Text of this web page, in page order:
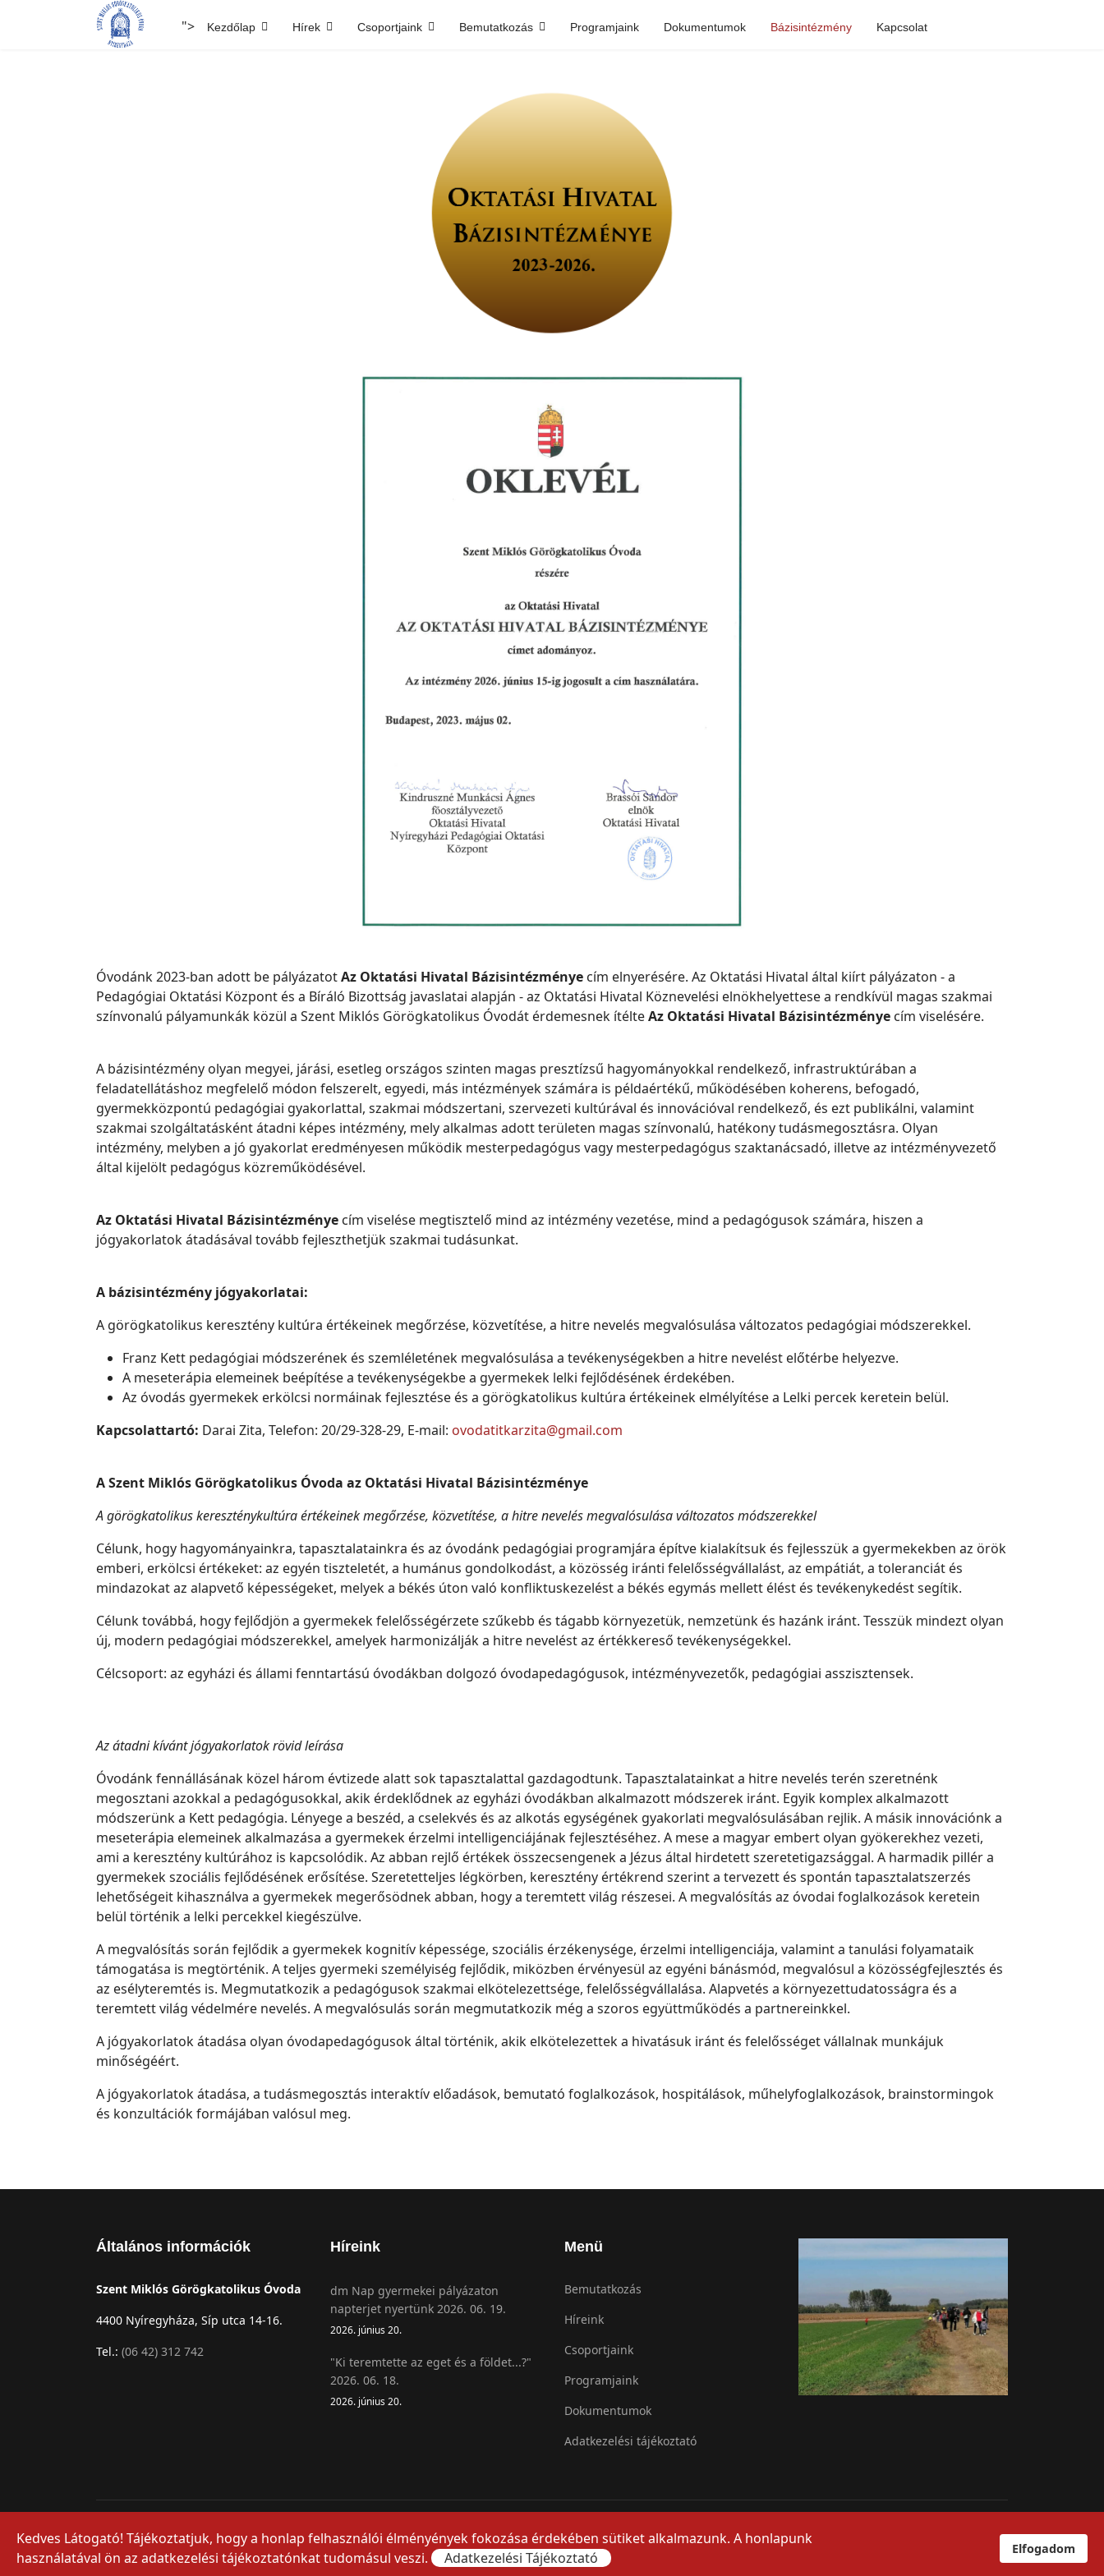
"> Kezdőlap Hírek Csoportjaink Bemutatkozás Programjaink Dokumentumok Bázisintézmény Kapcsolat
Óvodánk 2023-ban adott be pályázatotAz Oktatási Hivatal Bázisintézménye cím elnyerésére. Az Oktatási Hivatal által kiírt pályázaton - a
Pedagógiai Oktatási Központ és a Bíráló Bizottság javaslatai alapján - az Oktatási Hivatal Köznevelési elnökhelyettese a rendkívül magas szakmai
színvonalú pályamunkák közül a Szent Miklós Görögkatolikus Óvodát érdemesnek ítélteAz Oktatási Hivatal Bázisintézménye cím viselésére.
A bázisintézmény olyan megyei, járási, esetleg országos szinten magas presztízsű hagyományokkal rendelkező, infrastruktúrában a
feladatellátáshoz megfelelő módon felszerelt, egyedi, más intézmények számára is példaértékű, működésében koherens, befogadó,
gyermekközpontú pedagógiai gyakorlattal, szakmai módszertani, szervezeti kultúrával és innovációval rendelkező, és ezt publikálni, valamint
szakmai szolgáltatásként átadni képes intézmény, mely alkalmas adott területen magas színvonalú, hatékony tudásmegosztásra. Olyan
intézmény, melyben a jó gyakorlat eredményesen működik mesterpedagógus vagy mesterpedagógus szaktanácsadó, illetve az intézményvezető
által kijelölt pedagógus közreműködésével.
Az Oktatási Hivatal Bázisintézménye cím viselése megtisztelő mind az intézmény vezetése, mind a pedagógusok számára, hiszen a
jógyakorlatok átadásával tovább fejleszthetjük szakmai tudásunkat.
A bázisintézmény jógyakorlatai:
A görögkatolikus keresztény kultúra értékeinek megőrzése, közvetítése, a hitre nevelés megvalósulása változatos pedagógiai módszerekkel.
Franz Kett pedagógiai módszerének és szemléletének megvalósulása a tevékenységekben a hitre nevelést előtérbe helyezve.
A meseterápia elemeinek beépítése a tevékenységekbe a gyermekek lelki fejlődésének érdekében.
Az óvodás gyermekek erkölcsi normáinak fejlesztése és a görögkatolikus kultúra értékeinek elmélyítése a Lelki percek keretein belül.
Kapcsolattartó: Darai Zita, Telefon: 20/29-328-29, E-mail: ovodatitkarzita@gmail.com
A Szent Miklós Görögkatolikus Óvoda az Oktatási Hivatal Bázisintézménye
A görögkatolikus kereszténykultúra értékeinek megőrzése, közvetítése, a hitre nevelés megvalósulása változatos módszerekkel
Célunk, hogy hagyományainkra, tapasztalatainkra és az óvodánk pedagógiai programjára építve kialakítsuk és fejlesszük a gyermekekben az örök
emberi, erkölcsi értékeket: az egyén tiszteletét, a humánus gondolkodást, a közösség iránti felelősségvállalást, az empátiát, a toleranciát és
mindazokat az alapvető képességeket, melyek a békés úton való konfliktuskezelést a békés egymás mellett élést és tevékenykedést segítik.
Célunk továbbá, hogy fejlődjön a gyermekek felelősségérzete szűkebb és tágabb környezetük, nemzetünk és hazánk iránt. Tesszük mindezt olyan
új, modern pedagógiai módszerekkel, amelyek harmonizálják a hitre nevelést az értékkereső tevékenységekkel.
Célcsoport: az egyházi és állami fenntartású óvodákban dolgozó óvodapedagógusok, intézményvezetők, pedagógiai asszisztensek.
Az átadni kívánt jógyakorlatok rövid leírása
Óvodánk fennállásának közel három évtizede alatt sok tapasztalattal gazdagodtunk. Tapasztalatainkat a hitre nevelés terén szeretnénk
megosztani azokkal a pedagógusokkal, akik érdeklődnek az egyházi óvodákban alkalmazott módszerek iránt. Egyik komplex alkalmazott
módszerünk a Kett pedagógia. Lényege a beszéd, a cselekvés és az alkotás egységének gyakorlati megvalósulásában rejlik. A másik innovációnk a
meseterápia elemeinek alkalmazása a gyermekek érzelmi intelligenciájának fejlesztéséhez. A mese a magyar embert olyan gyökerekhez vezeti,
ami a keresztény kultúrához is kapcsolódik. Az abban rejlő értékek összecsengenek a Jézus által hirdetett szeretetigazsággal. A harmadik pillér a
gyermekek szociális fejlődésének erősítése. Szeretetteljes légkörben, keresztény értékrend szerint a tervezett és spontán tapasztalatszerzés
lehetőségeit kihasználva a gyermekek megerősödnek abban, hogy a teremtett világ részesei. A megvalósítás az óvodai foglalkozások keretein
belül történik a lelki percekkel kiegészülve.
A megvalósítás során fejlődik a gyermekek kognitív képessége, szociális érzékenysége, érzelmi intelligenciája, valamint a tanulási folyamataik
támogatása is megtörténik. A teljes gyermeki személyiség fejlődik, miközben érvényesül az egyéni bánásmód, megvalósul a közösségfejlesztés és
az esélyteremtés is. Megmutatkozik a pedagógusok szakmai elkötelezettsége, felelősségvállalása. Alapvetés a környezettudatosságra és a
teremtett világ védelmére nevelés. A megvalósulás során megmutatkozik még a szoros együttműködés a partnereinkkel.
A jógyakorlatok átadása olyan óvodapedagógusok által történik, akik elkötelezettek a hivatásuk iránt és felelősséget vállalnak munkájuk
minőségéért.
A jógyakorlatok átadása, a tudásmegosztás interaktív előadások, bemutató foglalkozások, hospitálások, műhelyfoglalkozások, brainstormingok
és konzultációk formájában valósul meg.
Általános információk
Szent Miklós Görögkatolikus Óvoda
4400 Nyíregyháza, Síp utca 14-16.
Tel.: (06 42) 312 742
Híreink
dm Nap gyermekei pályázaton
napterjet nyertünk 2026. 06. 19.
2026. június 20.
"Ki teremtette az eget és a földet...?"
2026. 06. 18.
2026. június 20.
Menü
Bemutatkozás
Híreink
Csoportjaink
Programjaink
Dokumentumok
Adatkezelési tájékoztató
© 2026 Szent Miklós Görögkatolikus Óvoda
">
Kedves Látogató! Tájékoztatjuk, hogy a honlap felhasználói élményények fokozása érdekében sütiket alkalmazunk. A honlapunk
használatával ön az adatkezelési tájékoztatónkat tudomásul veszi.
Adatkezelési Tájékoztató
Elfogadom